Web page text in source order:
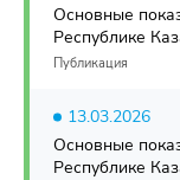
Основные
Республике
Публикация
13.03.2026
Основные
Республике